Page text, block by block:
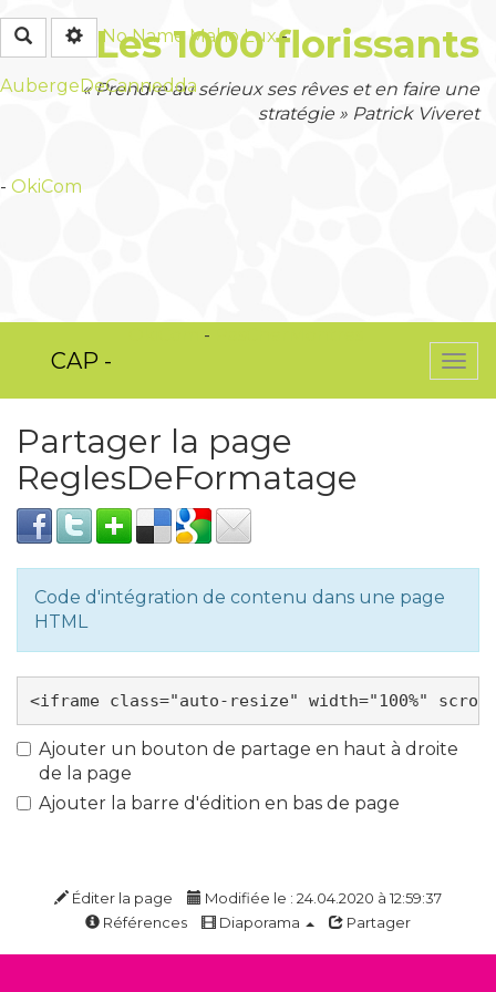
RechercherNo Name Maho Lux-
AubergeDeCannedda
Les 1000 florissants
« Prendre au sérieux ses rêves et en faire une
stratégie » Patrick Viveret
- OkiCom
CAP -
-
Partager la page
ReglesDeFormatage
Code d'intégration de contenu dans une page
HTML
Ajouter un bouton de partage en haut à droite
de la page
Ajouter la barre d'édition en bas de page
Éditer la page
Modifiée le : 24.04.2020 à 12:59:37
Références
Diaporama Partager